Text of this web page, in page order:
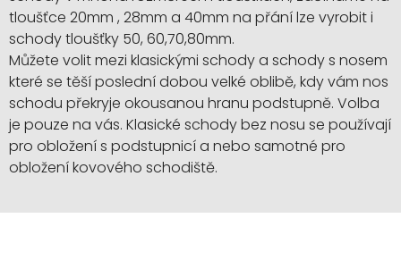
tloušťce 20mm , 28mm a 40mm na přání lze vyrobit i
schody tloušťky 50, 60,70,80mm.
Můžete volit mezi klasickými schody a schody s nosem
které se těší poslední dobou velké oblibě, kdy vám nos
schodu překryje okousanou hranu podstupně. Volba
je pouze na vás. Klasické schody bez nosu se používají
pro obložení s podstupnicí a nebo samotné pro
obložení kovového schodiště.